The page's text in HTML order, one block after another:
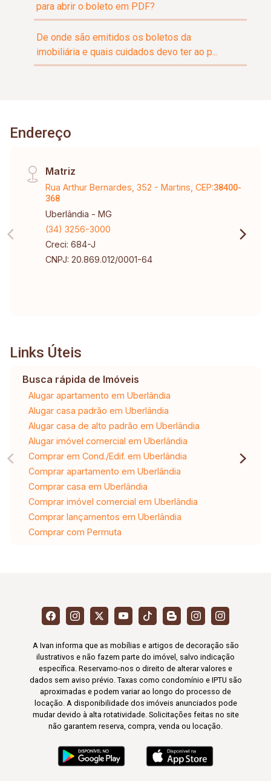
para abrir o boleto em PDF?
De onde são emitidos os boletos da
imobiliária e quais cuidados devo ter ao p...
Endereço
Matriz
Rua Arthur Bernardes, 352 - Martins, CEP:38400-
368
Uberlândia - MG
(34) 3256-3000
Creci: 684-J
CNPJ: 20.869.012/0001-64
Links Úteis
Busca rápida de Imóveis
Alugar apartamento em Uberlândia
Alugar casa padrão em Uberlândia
Alugar casa de alto padrão em Uberlândia
Alugar imóvel comercial em Uberlândia
Comprar em Cond./Edif. em Uberlândia
Comprar apartamento em Uberlândia
Comprar casa em Uberlândia
Comprar imóvel comercial em Uberlândia
Comprar lançamentos em Uberlândia
Comprar com Permuta
A Ivan informa que as mobílias e artigos de decoração são
ilustrativos e não fazem parte do imóvel, salvo indicação
específica. Reservamo-nos o direito de alterar valores e
dados sem aviso prévio. Taxas como condomínio e IPTU são
aproximadas e podem variar ao longo do processo de
locação. A disponibilidade dos imóveis anunciados pode
mudar devido à alta rotatividade. Solicitações feitas no site
não garantem reserva, compra, venda ou locação.